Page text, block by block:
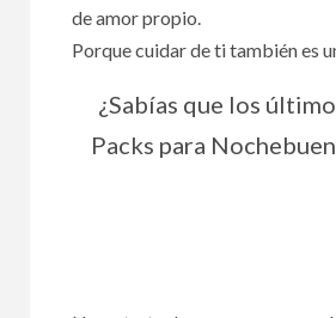
de amor propio.
Porque cuidar de ti también es
¿Sabías que los
Packs para